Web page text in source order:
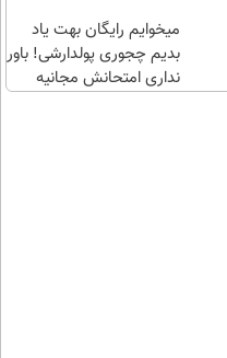
چند
کلیک)
میخوایم رایگان بهت یاد
بدیم چجوری پولدارشی! باور
نداری امتحانش مجانیه